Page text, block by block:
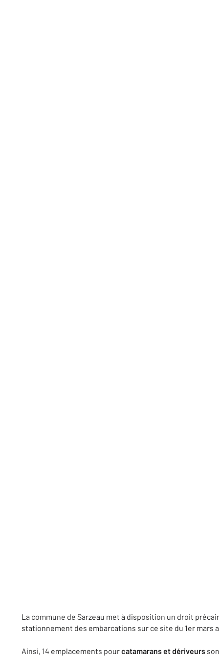
La commune de Sarzeau met à disposition un droit
stationnement des embarcations sur ce site du 1er mars
Ainsi, 14 emplacements pourcatamarans et dériveurs